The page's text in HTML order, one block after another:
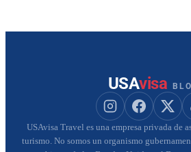
USAvisa
Seguir a USAvisa
Seguir a
USAvisa Travel es una empresa privada de
turismo. No somos un organismo